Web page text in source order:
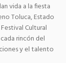
vida a la fiesta
Toluca, Estado
Cultural
rincón del
y el talento